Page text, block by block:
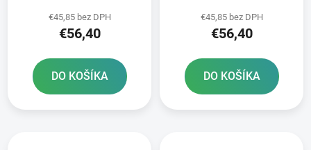
€45,85 bez DPH
€56,40
DO KOŠÍKA
€45,85 bez DPH
€56,40
DO KOŠÍKA